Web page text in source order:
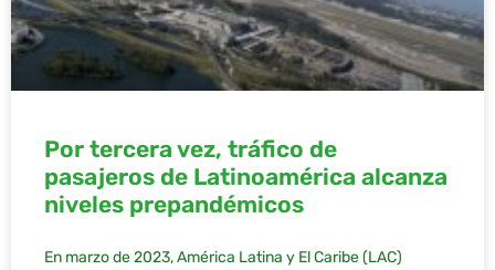
Por tercera vez, tráfico de
pasajeros de Latinoamérica alcanza
niveles prepandémicos
En marzo de 2023, América Latina y El Caribe (LAC)